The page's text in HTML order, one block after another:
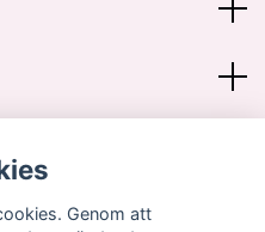
Genom att